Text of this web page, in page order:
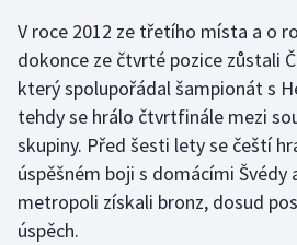
Triatlon
Veslování
Vodní slalom
Volejbal
V roce 2012 ze třetího místa a o
dokonce ze čtvrté pozice zůstali
který spolupořádal šampionát s
tehdy se hrálo čtvrtfinále mezi
skupiny. Před šesti lety se čeští
úspěšném boji s domácími Švédy
metropoli získali bronz, dosud
úspěch.